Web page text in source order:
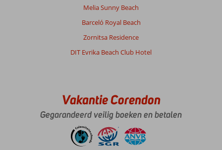
Melia Sunny Beach
Barceló Royal Beach
Zornitsa Residence
DIT Evrika Beach Club Hotel
Vakantie Corendon
Gegarandeerd veilig boeken en betalen